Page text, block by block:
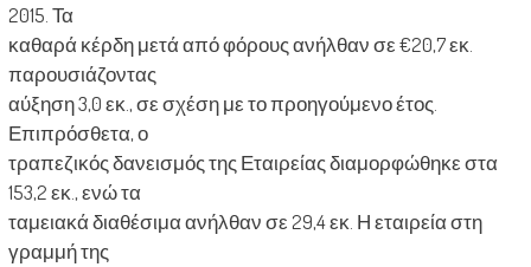
2015. Τα
καθαρά κέρδη μετά από φόρους ανήλθαν σε €20,7 εκ.
παρουσιάζοντας
αύξηση 3,0 εκ., σε σχέση με το προηγούμενο έτος.
Επιπρόσθετα, ο
τραπεζικός δανεισμός της Εταιρείας διαμορφώθηκε στα
153,2 εκ., ενώ τα
ταμειακά διαθέσιμα ανήλθαν σε 29,4 εκ. Η εταιρεία στη
γραμμή της